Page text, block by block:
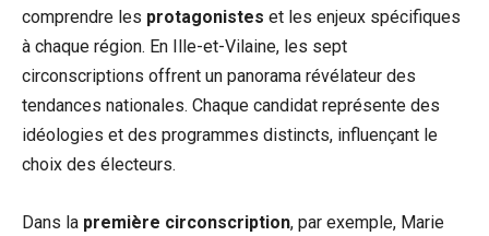
comprendre les protagonistes et les enjeux spécifiques
à chaque région. En Ille-et-Vilaine, les sept
circonscriptions offrent un panorama révélateur des
tendances nationales. Chaque candidat représente des
idéologies et des programmes distincts, influençant le
choix des électeurs.
Dans la première circonscription, par exemple, Marie